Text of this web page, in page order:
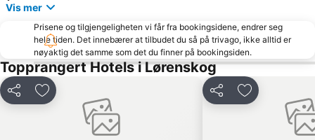
Rockefeller Music Hal
Sandvika Storsenter
National Theatre
Byporten
Drammen Togstasjon
Ullern
Tøyenparken
Den Norske Opera og Ballett
Bislett Games
Holmenkollen FIS World Cup Nordic
Vis mer
Prisene og tilgjengeligheten vi får fra bookingsidene, endrer seg
hele tiden. Det innebærer at tilbudet du så på trivago, ikke alltid er
nøyaktig det samme som det du finner på bookingsiden.
Topprangert Hotels i Lørenskog
Del Legg til i favoritter Del Legg til i